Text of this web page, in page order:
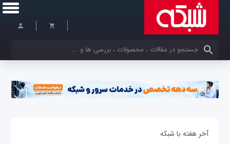
کلمات کلیدی خود را وارد کنید
آخر هفته با شبکه